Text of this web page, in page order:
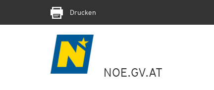
Drucken
NOE.GV.AT